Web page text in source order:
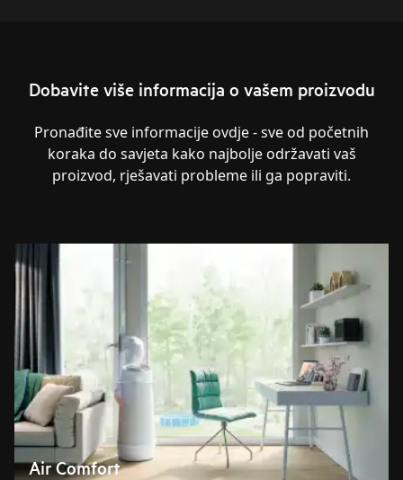
Dobavite više informacija o vašem proizvodu
Pronađite sve informacije ovdje - sve od početnih
koraka do savjeta kako najbolje održavati vaš
proizvod, rješavati probleme ili ga popraviti.
Air Comfort